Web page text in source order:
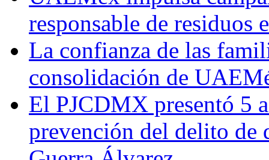
responsable de residuos
La confianza de las
consolidación de
El PJCDMX presentó 5
prevención del delito de